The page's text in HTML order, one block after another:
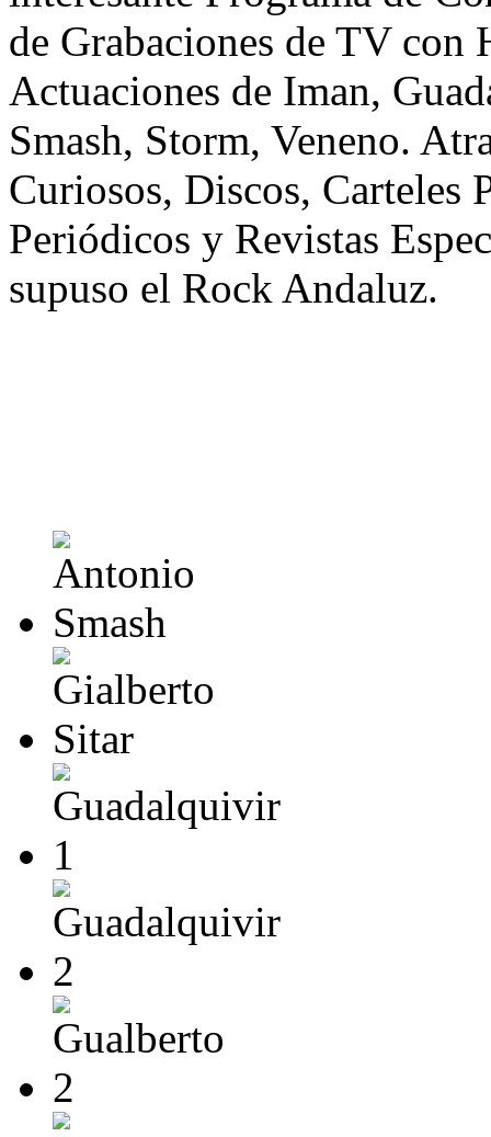
de Grabaciones de TV
Actuaciones de Iman,
Smash, Storm, Veneno.
Curiosos, Discos, Carteles
Periódicos y Revistas
supuso el Rock Andaluz.